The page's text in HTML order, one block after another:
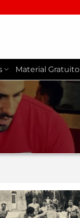
Material Gratuito